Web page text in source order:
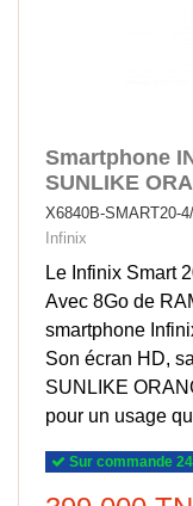
Smartphone
SUNLIKE
X6840B-SMART20-
Infinix
Le Infinix Smart
Avec 8Go de
smartphone
Son écran HD,
SUNLIKE
pour un usage
Sur commande